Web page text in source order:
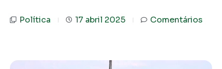
Política 17 abril 2025 Comentários